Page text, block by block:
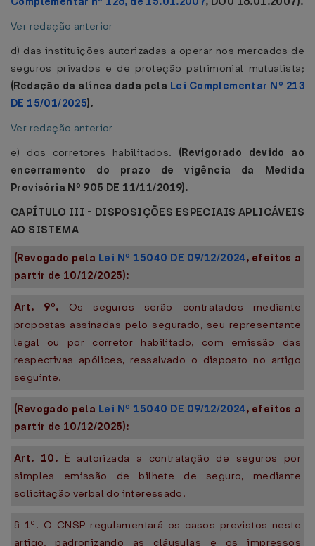
Ver redação anterior
d) das instituições autorizadas a operar nos mercados de
seguros privados e de proteção patrimonial mutualista;
(Redação da alínea dada pela Lei Complementar Nº 213
DE 15/01/2025).
Ver redação anterior
e) dos corretores habilitados. (Revigorado devido ao
encerramento do prazo de vigência da Medida
Provisória Nº 905 DE 11/11/2019).
CAPÍTULO III - DISPOSIÇÕES ESPECIAIS APLICÁVEIS
AO SISTEMA
(Revogado pela Lei Nº 15040 DE 09/12/2024, efeitos a
partir de 10/12/2025):
Art. 9º. Os seguros serão contratados mediante
propostas assinadas pelo segurado, seu representante
legal ou por corretor habilitado, com emissão das
respectivas apólices, ressalvado o disposto no artigo
seguinte.
(Revogado pela Lei Nº 15040 DE 09/12/2024, efeitos a
partir de 10/12/2025):
Art. 10. É autorizada a contratação de seguros por
simples emissão de bilhete de seguro, mediante
solicitação verbal do interessado.
§ 1º. O CNSP regulamentará os casos previstos neste
artigo, padronizando as cláusulas e os impressos